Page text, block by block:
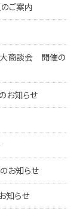
ご案内
大商談会 開催の
お知らせ
お知らせ
知らせ